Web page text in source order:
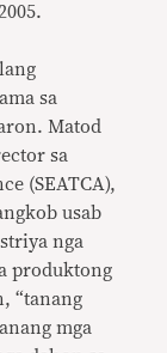
sa
Matod
sa
(SEATCA),
usab
nga
produktong
“tanang
mga